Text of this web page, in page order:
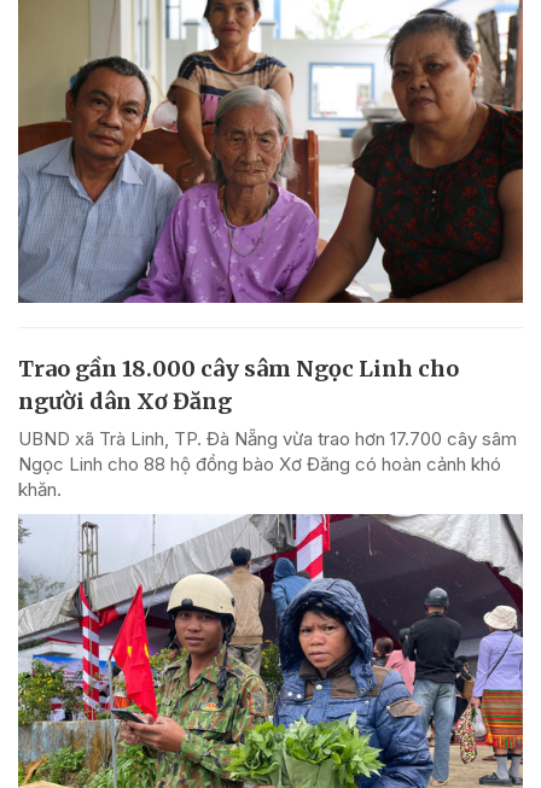
Trao gần 18.000 cây sâm Ngọc Linh cho
người dân Xơ Đăng
UBND xã Trà Linh, TP. Đà Nẵng vừa trao hơn 17.700 cây sâm
Ngọc Linh cho 88 hộ đồng bào Xơ Đăng có hoàn cảnh khó
khăn.